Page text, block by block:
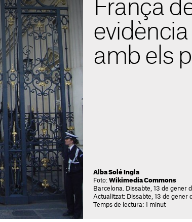
França
amb els
Alba Solé Ingla
Foto: Wikimedia Commons
Barcelona. Dissabte, 13 de gener
Actualitzat: Dissabte, 13 de gener
Temps de lectura: 1 minut